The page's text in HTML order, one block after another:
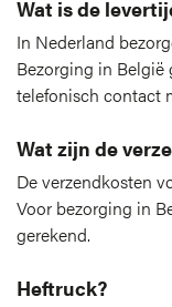
Wat is de
In Nederland
Bezorging in
telefonisch contact
Wat zijn de
De verzendkosten
Voor bezorging in
gerekend.
Heftruck?